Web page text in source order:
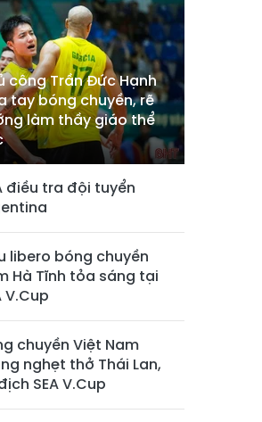
công Trần Đức Hạnh
tay bóng chuyền, rẽ
làm thầy giáo thể
điều tra đội tuyển
libero bóng chuyền
Hà Tĩnh tỏa sáng tại
V.Cup
chuyền Việt Nam
nghẹt thở Thái Lan,
SEA V.Cup